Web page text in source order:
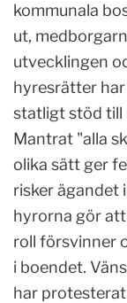
kommunala
ut,
utvecklingen
hyresrätter
statligt stöd till
Mantrat "alla
olika sätt ger
risker ägandet
hyrorna gör
roll försvinner
i boendet.
har